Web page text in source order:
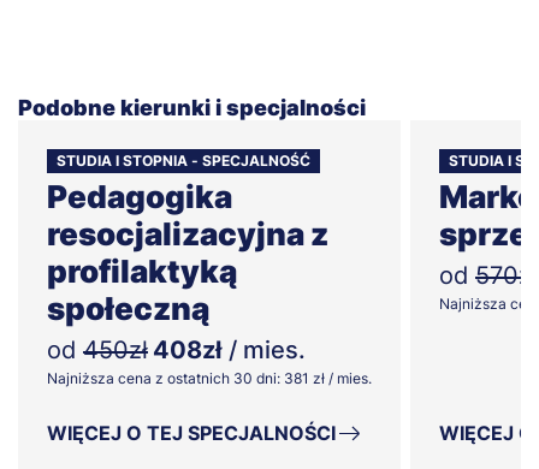
Podobne kierunki i specjalności
STUDIA I STOPNIA - SPECJALNOŚĆ
Pedagogika
resocjalizacyjna z
profilaktyką
społeczną
od 450zł 408zł / mies.
Najniższa cena z ostatnich 30 dni: 381 zł / mies.
WIĘCEJ O TEJ SPECJALNOŚCI
STUDIA I
od 570zł
Najniższa
WIĘCEJ